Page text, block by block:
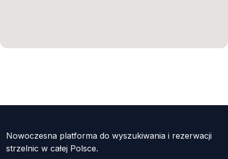
Nowoczesna platforma do wyszukiwania i rezerwacji
strzelnic w całej Polsce.